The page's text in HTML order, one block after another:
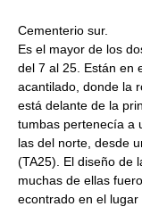
Cementerio sur.
Es el mayor de los
del 7 al 25. Están en
acantilado, donde la
está delante de la
tumbas pertenecía a
las del norte, desde
(TA25). El diseño de
muchas de ellas
econtrado en el